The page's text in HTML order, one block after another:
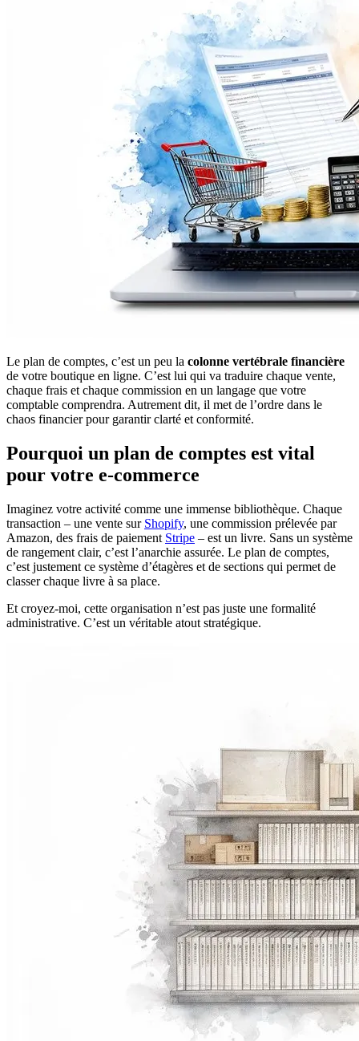
Le plan de comptes, c’est un peu la colonne vertébrale financière
de votre boutique en ligne. C’est lui qui va traduire chaque vente,
chaque frais et chaque commission en un langage que votre
comptable comprendra. Autrement dit, il met de l’ordre dans le
chaos financier pour garantir clarté et conformité.
Pourquoi un plan de comptes est vital
pour votre e-commerce
Imaginez votre activité comme une immense bibliothèque. Chaque
transaction – une vente sur Shopify, une commission prélevée par
Amazon, des frais de paiement Stripe – est un livre. Sans un système
de rangement clair, c’est l’anarchie assurée. Le plan de comptes,
c’est justement ce système d’étagères et de sections qui permet de
classer chaque livre à sa place.
Et croyez-moi, cette organisation n’est pas juste une formalité
administrative. C’est un véritable atout stratégique.